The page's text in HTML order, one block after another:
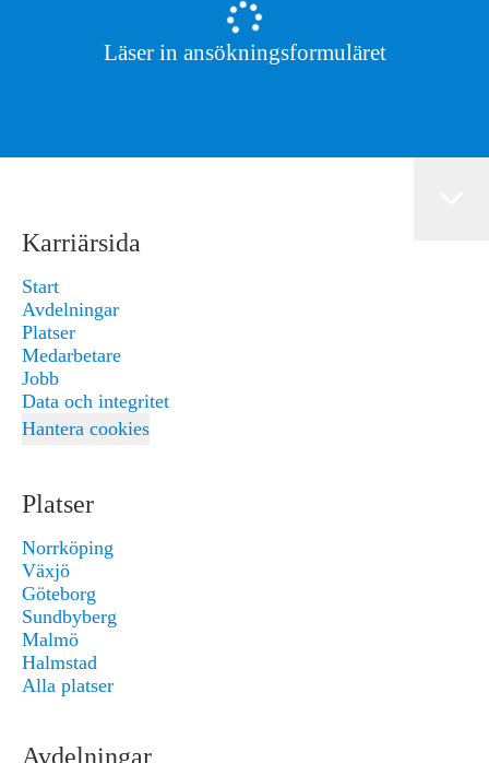
Läser in ansökningsformuläret
Karriärsida
Start
Avdelningar
Platser
Medarbetare
Jobb
Data och integritet
Hantera cookies
Platser
Norrköping
Växjö
Göteborg
Sundbyberg
Malmö
Halmstad
Alla platser
Avdelningar